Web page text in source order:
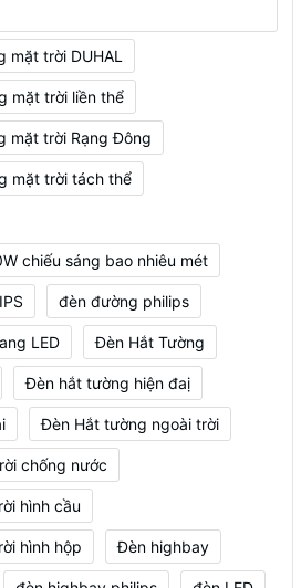
trời DUHAL
mặt trời liền thể
mặt trời Rạng Đông
mặt trời tách thể
chiếu sáng bao nhiêu mét
đèn đường philips
LED Đèn Hắt Tường
Đèn hắt tường hiện đaị
Đèn Hắt tường ngoài trời
chống nước
hình cầu
hình hộp Đèn highbay